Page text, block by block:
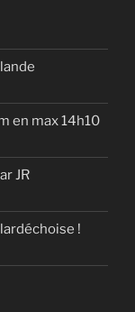
en max 14h10
JR
!